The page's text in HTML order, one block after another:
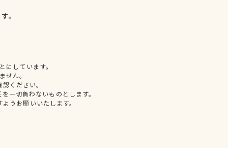
。
しています。
せん。
ください。
一切負わないものとします。
うお願いいたします。